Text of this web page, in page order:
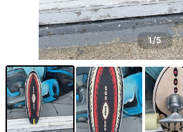
1/5